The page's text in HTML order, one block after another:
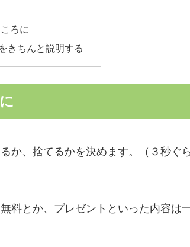
ろに
きちんと説明する
か、捨てるかを決めます。（３秒ぐら
料とか、プレゼントといった内容は